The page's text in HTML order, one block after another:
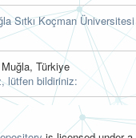
Sıtkı Koçman Üniversitesi
Türkiye
lütfen bildiriniz: